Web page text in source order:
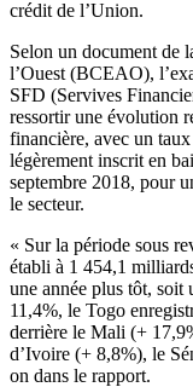
crédit de l’Union.
Selon un document de
l’Ouest (BCEAO),
SFD (Servives
ressortir une évolution
financière, avec un
légèrement inscrit en
septembre 2018, pour
le secteur.
« Sur la période sous
établi à 1 454,1
une année plus tôt, soit
11,4%, le Togo
derrière le Mali (+
d’Ivoire (+ 8,8%), le
on dans le rapport.